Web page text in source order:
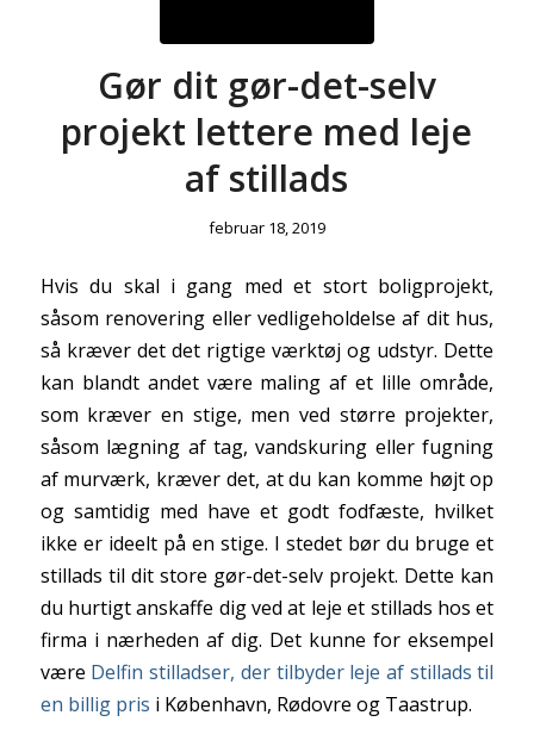
Gør dit gør-det-selv
projekt lettere med leje
af stillads
februar 18, 2019
Hvis du skal i gang med et stort boligprojekt,
såsom renovering eller vedligeholdelse af dit hus,
så kræver det det rigtige værktøj og udstyr. Dette
kan blandt andet være maling af et lille område,
som kræver en stige, men ved større projekter,
såsom lægning af tag, vandskuring eller fugning
af murværk, kræver det, at du kan komme højt op
og samtidig med have et godt fodfæste, hvilket
ikke er ideelt på en stige. I stedet bør du bruge et
stillads til dit store gør-det-selv projekt. Dette kan
du hurtigt anskaffe dig ved at leje et stillads hos et
firma i nærheden af dig. Det kunne for eksempel
være Delfin stilladser, der tilbyder leje af stillads til
en billig pris i København, Rødovre og Taastrup.